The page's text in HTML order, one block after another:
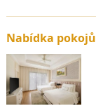
Nabídka pokojů